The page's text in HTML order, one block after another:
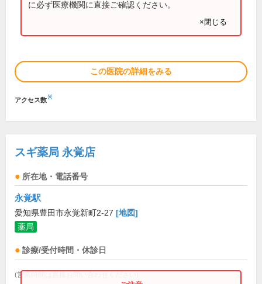
に必ず医療機関に直接ご確認ください。
×閉じる
この医院の詳細をみる
アクセス数※
スギ薬局 永覚店
所在地・電話番号
永覚駅
愛知県豊田市永覚新町2-27 [地図]
薬局
診療/受付時間・休診日
(営業時間は直接お問い合わせください)